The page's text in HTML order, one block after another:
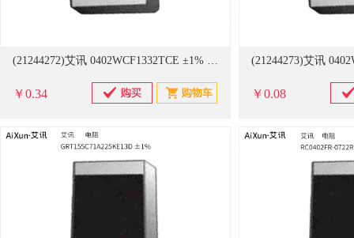
(21244272)艾讯 0402WCF1332TCE ±1% 电阻(单位：只)
￥0.34 ￥0.08